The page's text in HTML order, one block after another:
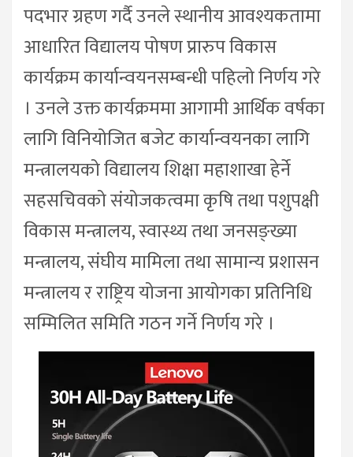
पदभार ग्रहण गर्दै उनले स्थानीय आवश्यकतामा
आधारित विद्यालय पोषण प्रारुप विकास
कार्यक्रम कार्यान्वयनसम्बन्धी पहिलो निर्णय गरे
। उनले उक्त कार्यक्रममा आगामी आर्थिक वर्षका
लागि विनियोजित बजेट कार्यान्वयनका लागि
मन्त्रालयको विद्यालय शिक्षा महाशाखा हेर्ने
सहसचिवको संयोजकत्वमा कृषि तथा पशुपक्षी
विकास मन्त्रालय, स्वास्थ्य तथा जनसङ्ख्या
मन्त्रालय, संघीय मामिला तथा सामान्य प्रशासन
मन्त्रालय र राष्ट्रिय योजना आयोगका प्रतिनिधि
सम्मिलित समिति गठन गर्ने निर्णय गरे ।